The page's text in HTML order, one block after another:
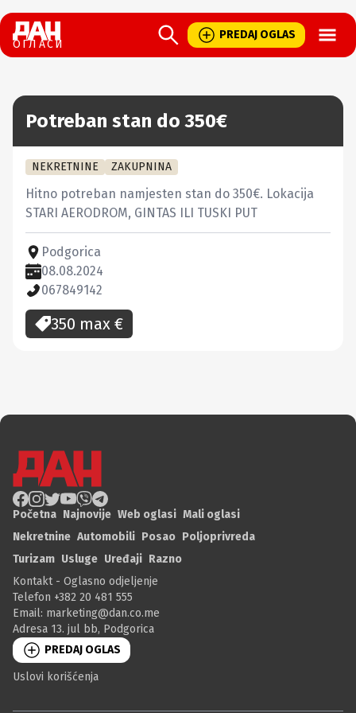
ОГЛАСИ
PREDAJ OGLAS
Potreban stan do 350€
NEKRETNINE ZAKUPNINA
Hitno potreban namjesten stan do 350€. Lokacija
STARI AERODROM, GINTAS ILI TUSKI PUT
Podgorica
08.08.2024
067849142
350 max €
Početna Najnovije Web oglasi Mali oglasi
Nekretnine Automobili Posao Poljoprivreda
Turizam Usluge Uređaji Razno
Kontakt - Oglasno odjeljenje
Telefon +382 20 481 555
Email: marketing@dan.co.me
Adresa 13. jul bb, Podgorica
PREDAJ OGLAS
Uslovi korišćenja